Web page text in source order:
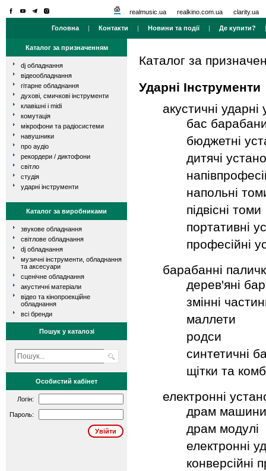
realmusic.ua realkino.com.ua clarity.ua
Головна | Контакти | Новини та події| Де купити?
Каталог за призначенням
dj обладнання
відеообладнання
гітарне обладнання
духові, смичкові інструменти
клавішні і midi
комутація
мікрофони та радіосистеми
навушники
про аудіо
рекордери / диктофони
світло
студія
ударні інструменти
Каталог за виробниками
звукове обладнання
світлове обладнання
dj обладнання
музичні інструменти, обладнання
та аксесуари
сценічне обладнання
акустичні матеріали
відео та кінопроекційне
обладнання
всі бренди
Пошук у каталозі
Особистий кабінет
Логін:
Пароль:
Каталог за
Ударні Інструменти
акустичні
бас
бюджетні
дитячі
напольні
підвісні томи
портативні
професійні
барабанні
дерев'яні
змінні
маллети
родси
синтетичні
щітки та
електронні
драм машини
драм модулі
електронні
конверсійні